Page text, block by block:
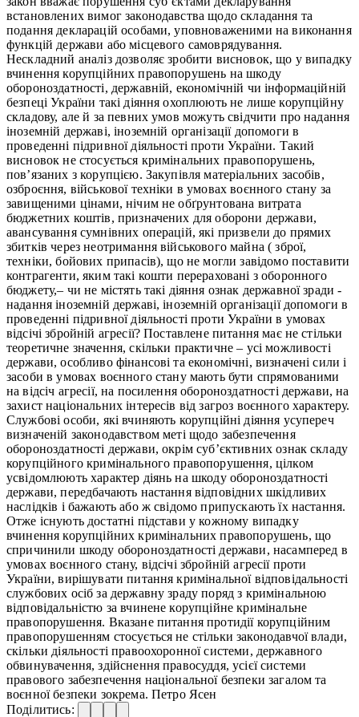
встановлених вимог законодавства щодо складання та
подання декларацій особами, уповноваженими на виконання
функцій держави або місцевого самоврядування.
Нескладний аналіз дозволяє зробити висновок, що у випадку
вчинення корупційних правопорушень на шкоду
обороноздатності, державній, економічній чи інформаційній
безпеці України такі діяння охоплюють не лише корупційну
складову, але й за певних умов можуть свідчити про надання
іноземній державі, іноземній організації допомоги в
проведенні підривної діяльності проти України. Такий
висновок не стосується кримінальних правопорушень,
пов’язаних з корупцією. Закупівля матеріальних засобів,
озброєння, військової техніки в умовах воєнного стану за
завищеними цінами, нічим не обґрунтована витрата
бюджетних коштів, призначених для оборони держави,
авансування сумнівних операцій, які призвели до прямих
збитків через неотримання військового майна ( зброї,
техніки, бойових припасів), що не могли завідомо поставити
контрагенти, яким такі кошти перераховані з оборонного
бюджету,– чи не містять такі діяння ознак державної зради -
надання іноземній державі, іноземній організації допомоги в
проведенні підривної діяльності проти України в умовах
відсічі збройній агресії? Поставлене питання має не стільки
теоретичне значення, скільки практичне – усі можливості
держави, особливо фінансові та економічні, визначені сили і
засоби в умовах воєнного стану мають бути спрямованими
на відсіч агресії, на посилення обороноздатності держави, на
захист національних інтересів від загроз воєнного характеру.
Службові особи, які вчиняють корупційні діяння усупереч
визначеній законодавством меті щодо забезпечення
обороноздатності держави, окрім суб’єктивних ознак складу
корупційного кримінального правопорушення, цілком
усвідомлюють характер діянь на шкоду обороноздатності
держави, передбачають настання відповідних шкідливих
наслідків і бажають або ж свідомо припускають їх настання.
Отже існують достатні підстави у кожному випадку
вчинення корупційних кримінальних правопорушень, що
спричинили шкоду обороноздатності держави, насамперед в
умовах воєнного стану, відсічі збройній агресії проти
України, вирішувати питання кримінальної відповідальності
службових осіб за державну зраду поряд з кримінальною
відповідальністю за вчинене корупційне кримінальне
правопорушення. Вказане питання протидії корупційним
правопорушенням стосується не стільки законодавчої влади,
скільки діяльності правоохоронної системи, державного
обвинувачення, здійснення правосуддя, усієї системи
правового забезпечення національної безпеки загалом та
воєнної безпеки зокрема. Петро Ясен
Поділитись: